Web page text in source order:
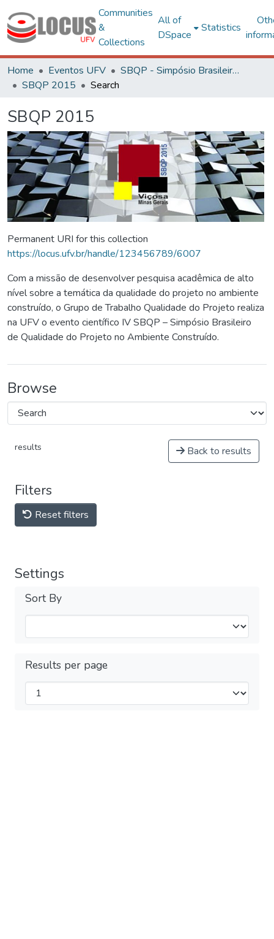
Communities
&
Collections
All of
DSpace
Statistics
Home Eventos UFV
SBQP - Simpósio Brasileiro de Qualidade do Projeto no Ambiente Construído
SBQP 2015
Search
SBQP 2015
Permanent URI for this collection
https://locus.ufv.br/handle/123456789/6007
Com a missão de desenvolver pesquisa acadêmica de alto
nível sobre a temática da qualidade do projeto no ambiente
construído, o Grupo de Trabalho Qualidade do Projeto realiza
na UFV o evento científico IV SBQP – Simpósio Brasileiro
de Qualidade do Projeto no Ambiente Construído.
Browse
results Back to results
Filters
Reset filters
Settings
Sort By
Results per page